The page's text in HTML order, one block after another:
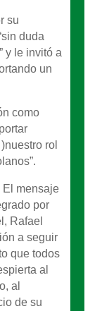
su
duda
y le invitó a
un
como
rol
El mensaje
por
Rafael
a seguir
que todos
al
al
de su